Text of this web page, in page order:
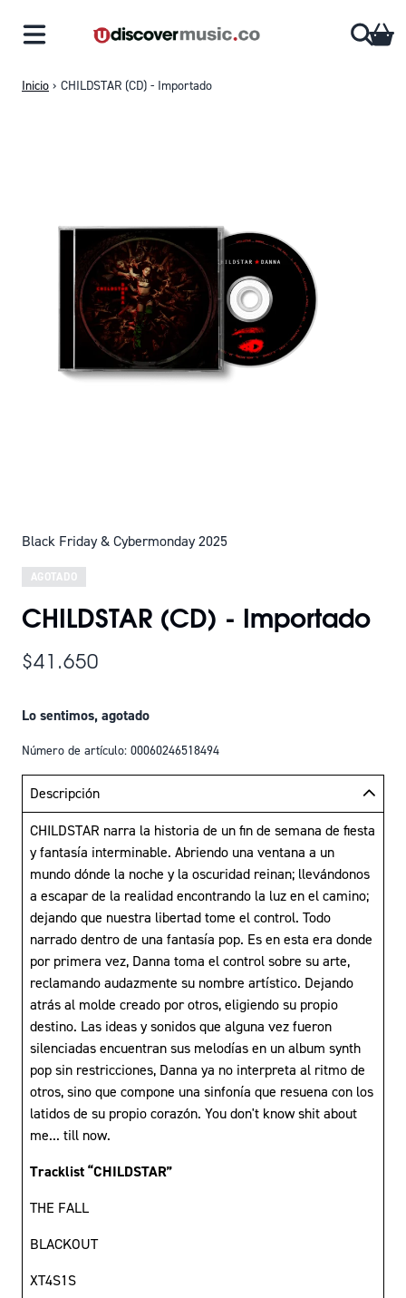
Inicio › CHILDSTAR (CD) - Importado
Black Friday & Cybermonday 2025
AGOTADO
CHILDSTAR (CD) - Importado
$41.650
Lo sentimos, agotado
Número de artículo: 00060246518494
Descripción
CHILDSTAR narra la historia de un fin de semana de fiesta
y fantasía interminable. Abriendo una ventana a un
mundo dónde la noche y la oscuridad reinan; llevándonos
a escapar de la realidad encontrando la luz en el camino;
dejando que nuestra libertad tome el control. Todo
narrado dentro de una fantasía pop. Es en esta era donde
por primera vez, Danna toma el control sobre su arte,
reclamando audazmente su nombre artístico. Dejando
atrás al molde creado por otros, eligiendo su propio
destino. Las ideas y sonidos que alguna vez fueron
silenciadas encuentran sus melodías en un album synth
pop sin restricciones, Danna ya no interpreta al ritmo de
otros, sino que compone una sinfonía que resuena con los
latidos de su propio corazón. You don't know shit about
me... till now.
Tracklist “CHILDSTAR”
THE FALL
BLACKOUT
XT4S1S